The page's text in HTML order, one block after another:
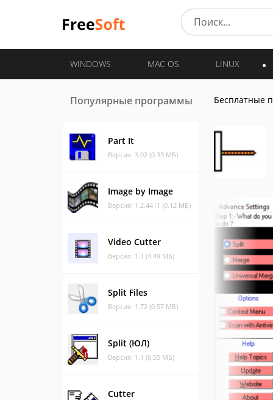
WINDOWS MAC OS LINUX
Популярные программы
Part It
Версия: 3.02 (0.33 МБ)
Image by Image
Версия: 1.2.4411 (0.12 МБ)
Video Cutter
Версия: 1.1 (4.49 МБ)
Split Files
Версия: 1.72 (0.57 МБ)
Split (ЮЛ)
Версия: 1.1 (0.55 МБ)
Cutter
Бесплатные